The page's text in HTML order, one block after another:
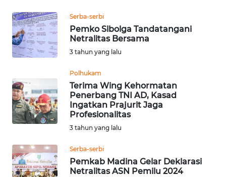
Serba-serbi
Pemko Sibolga Tandatangani
Netralitas Bersama
3 tahun yang lalu
Polhukam
Terima Wing Kehormatan
Penerbang TNI AD, Kasad
Ingatkan Prajurit Jaga
Profesionalitas
3 tahun yang lalu
Serba-serbi
Pemkab Madina Gelar Deklarasi
Netralitas ASN Pemilu 2024
TINGGI
WN
PAKPAK
WN
KARAWANG
WN
WN
BOGOR